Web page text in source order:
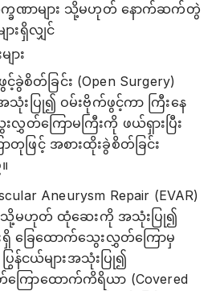
က္ခဏာများ သို့မဟုတ် နောက်ဆက်တွဲ
ားရှိလျှင်
ား
ခွဲစိတ်ခြင်း (Open Surgery)
သုံးပြု၍ ဝမ်းဗိုက်ဖွင့်ကာ ကြီးနေ
လွှတ်ကြောမကြီးကို ဖယ်ရှားပြီး
တုဖြင့် အစားထိုးခွဲစိတ်ခြင်း
Aneurysm Repair (EVAR)
သို့မဟုတ် ထုံဆေးကို အသုံးပြု၍
းရှိ ခြေထောက်သွေးလွှတ်ကြောမှ
န်ငယ်များအသုံးပြု၍
ြောထောက်ကိရိယာ (Covered